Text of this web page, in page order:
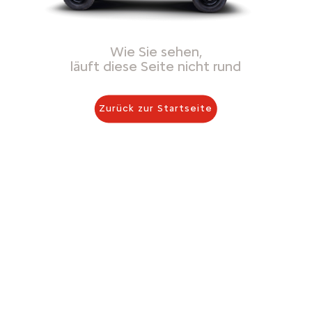
Wie Sie sehen,
läuft diese Seite nicht rund
Zurück zur Startseite